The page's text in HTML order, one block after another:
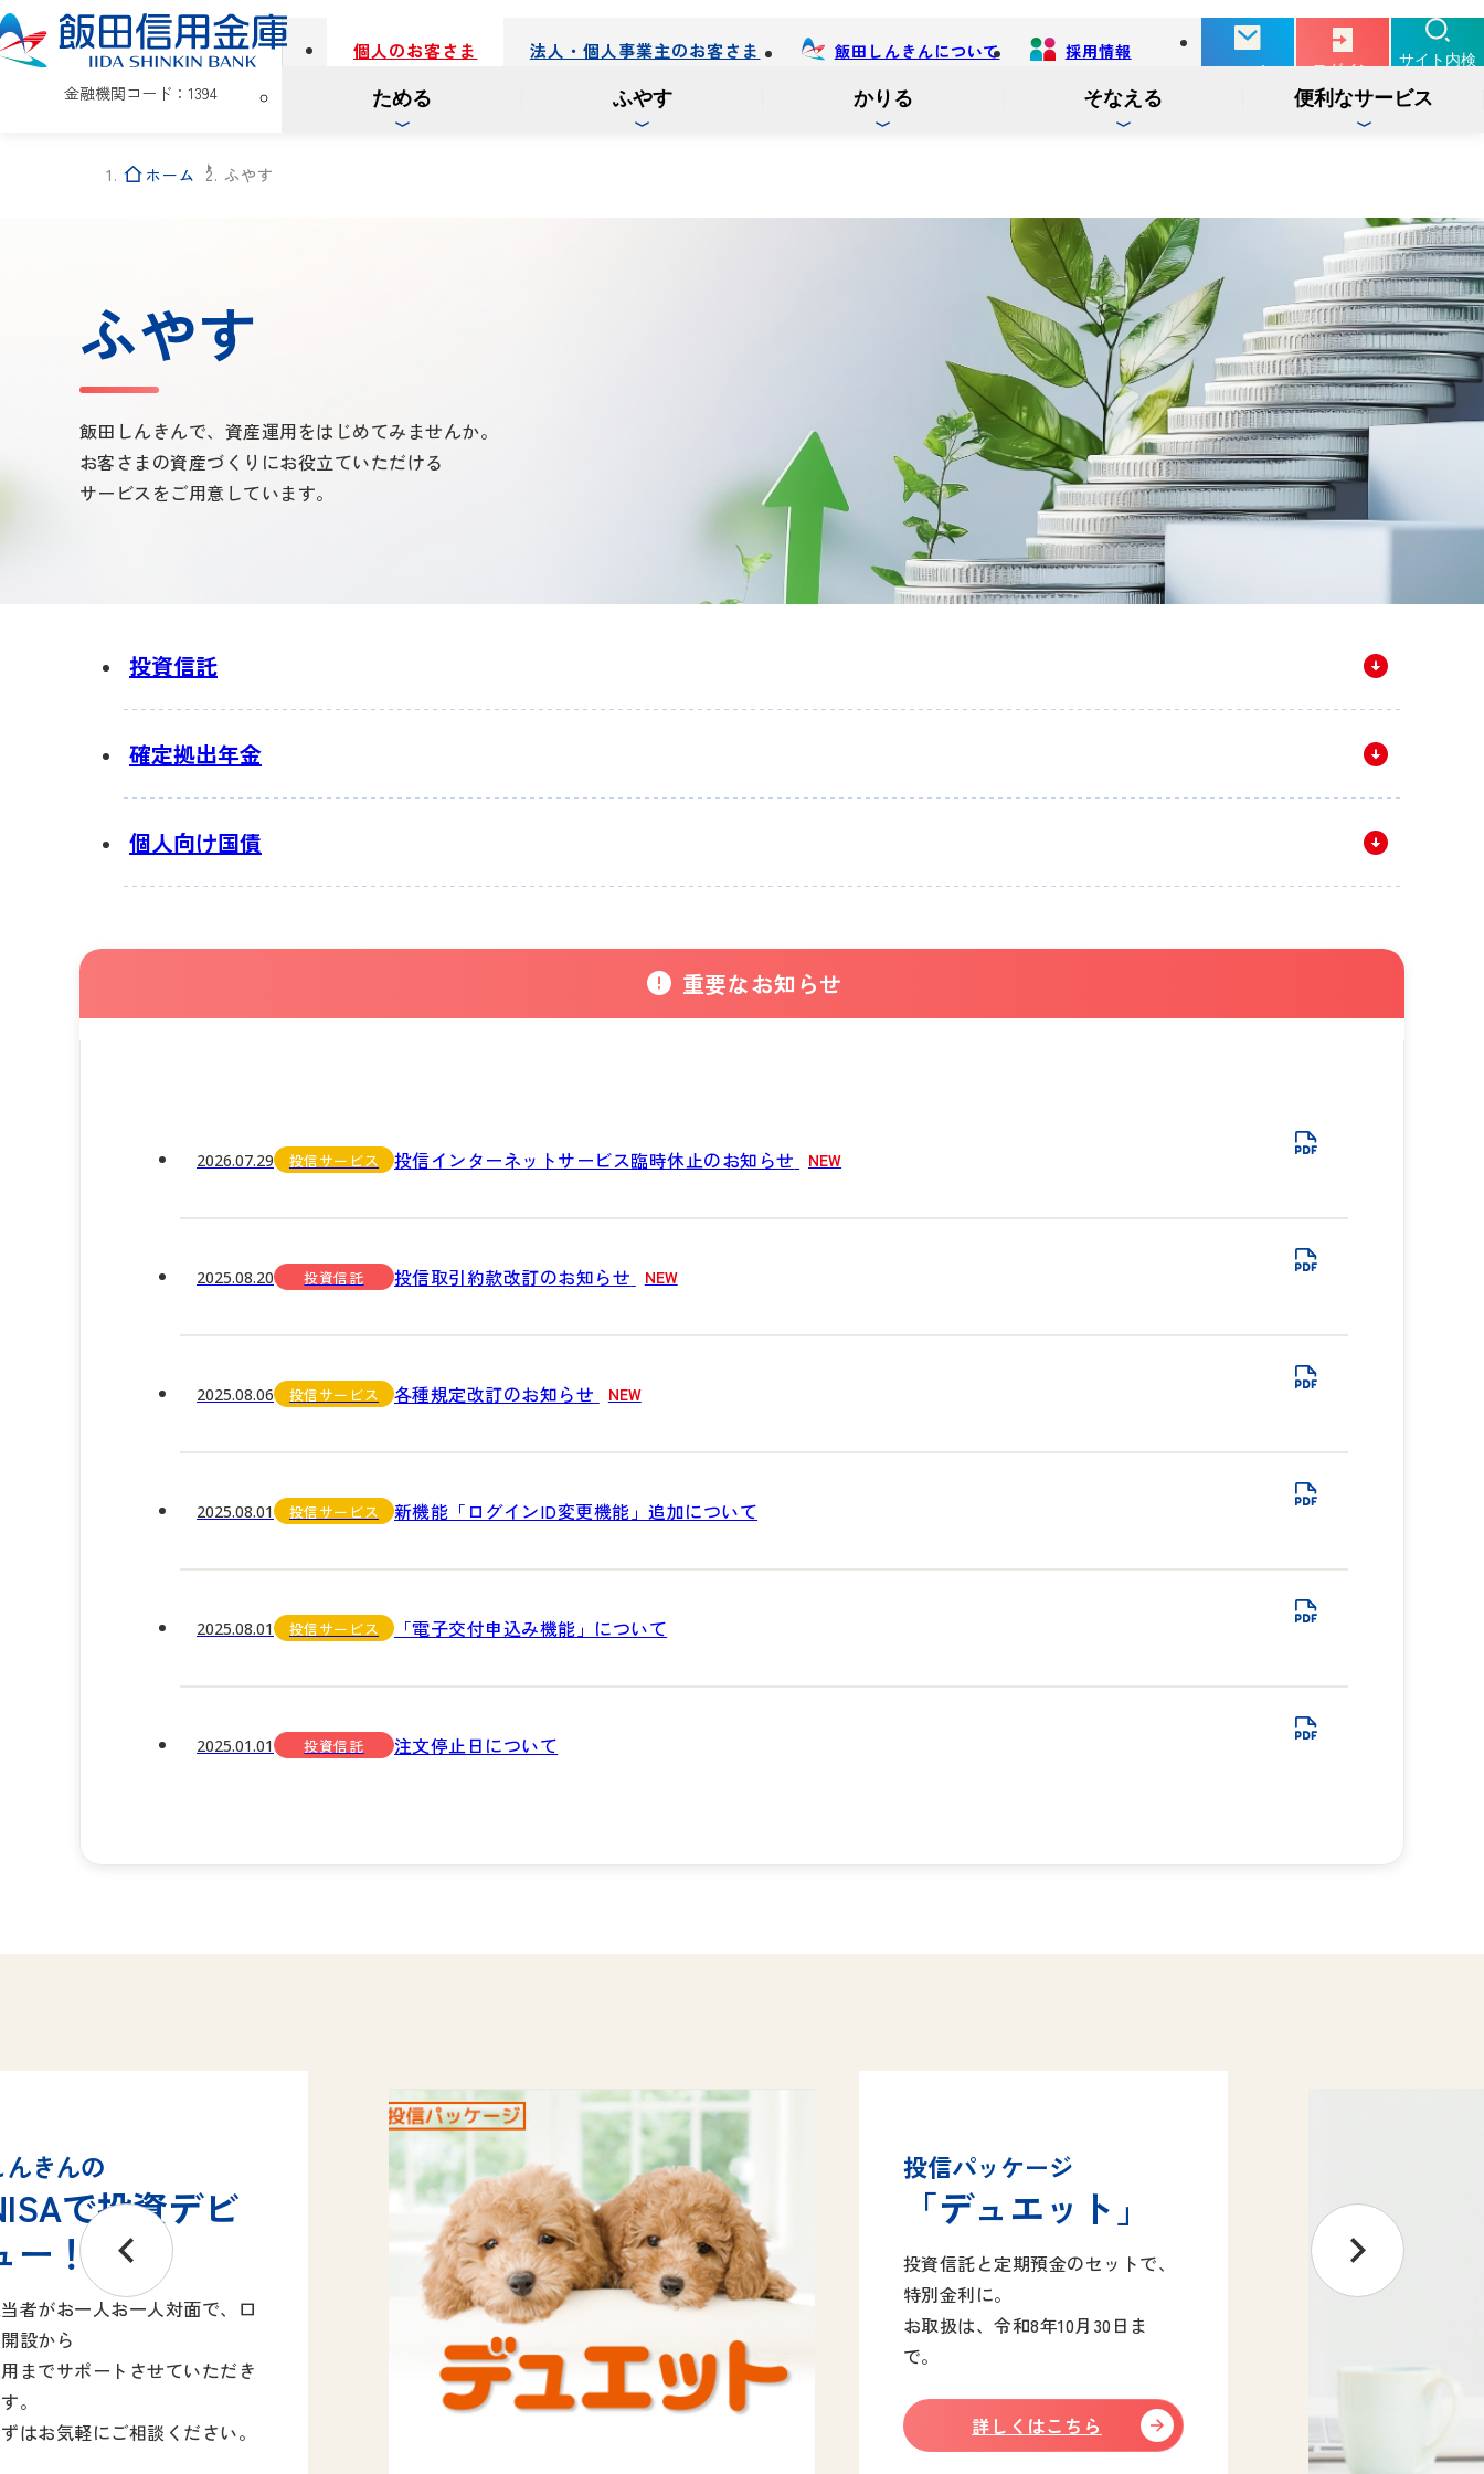
金融機関コード：1394
お問い合せ ログイン
インターネットバンキング
ログイン インターネット
インターネットバンキング
ログイン
でんさい
サービス
サイト内検
個人のお客さま
ためる ふやす かりる そなえる 便利なサービス
法人・個人事業主のお客さま 飯田しんきんについて 採用情報
別
ブ
で
ホーム
ふやす
ふやす
飯田しんきんで、資産運用をはじめてみませんか。
お客さまの資産づくりにお役立ていただける
サービスをご用意しています。
投資信託
確定拠出年金
個人向け国債
重要なお知らせ
2026.07.29 投信サービス 投信インターネットサービス臨時休止のお知らせ NEW
2025.08.20 投資信託 投信取引約款改訂のお知らせ NEW
2025.08.06 投信サービス 各種規定改訂のお知らせ NEW
2025.08.01 投信サービス 新機能「ログインID変更機能」追加について
2025.08.01 投信サービス 「電子交付申込み機能」について
2025.01.01 投資信託 注文停止日について
んきんの
で投資デビ
ー！
者がお一人お一人対面で、口
設から
までサポートさせていただき
。
はお気軽にご相談ください。
投信パッケージ
「デュエット」
投資信託と定期預金のセットで、
特別金利に。
お取扱は、令和8年10月30日ま
で。
詳しくはこちら